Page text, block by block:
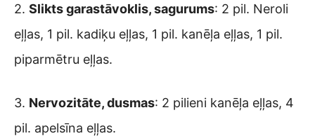
2. Slikts garastāvoklis, sagurums: 2 pil. Neroli
eļļas, 1 pil. kadiķu eļļas, 1 pil. kanēļa eļļas, 1 pil.
piparmētru eļļas.
3. Nervozitāte, dusmas: 2 pilieni kanēļa eļļas, 4
pil. apelsīna eļļas.